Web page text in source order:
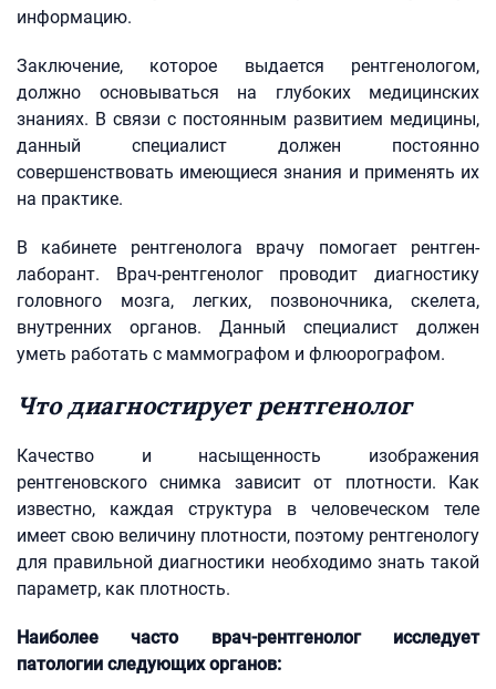
информацию.
Заключение, которое выдается рентгенологом,
должно основываться на глубоких медицинских
знаниях. В связи с постоянным развитием медицины,
данный специалист должен постоянно
совершенствовать имеющиеся знания и применять их
на практике.
В кабинете рентгенолога врачу помогает рентген-
лаборант. Врач-рентгенолог проводит диагностику
головного мозга, легких, позвоночника, скелета,
внутренних органов. Данный специалист должен
уметь работать с маммографом и флюорографом.
Что диагностирует рентгенолог
Качество и насыщенность изображения
рентгеновского снимка зависит от плотности. Как
известно, каждая структура в человеческом теле
имеет свою величину плотности, поэтому рентгенологу
для правильной диагностики необходимо знать такой
параметр, как плотность.
Наиболее часто врач-рентгенолог исследует
патологии следующих органов: